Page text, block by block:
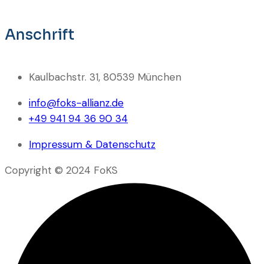
Anschrift
Kaulbachstr. 31, 80539 München
info@foks-allianz.de
+49 941 94 36 90 34
Impressum & Datenschutz
Copyright © 2024 FoKS